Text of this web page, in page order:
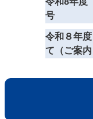
号
令和８年
て（ご案内